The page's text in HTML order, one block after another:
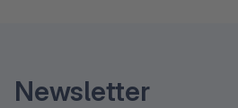
Newsletter